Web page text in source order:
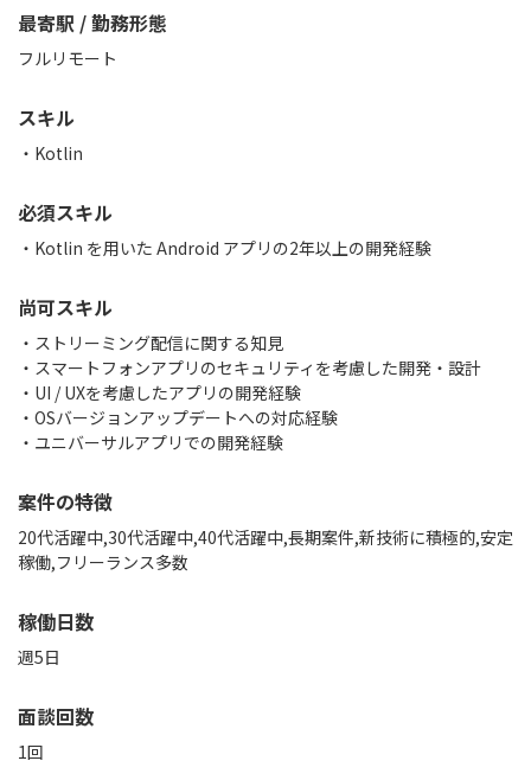
最寄駅 / 勤務形態
フルリモート
スキル
Kotlin
必須スキル
・Kotlin を用いた Android アプリの2年以上の開発経験
尚可スキル
・ストリーミング配信に関する知見
・スマートフォンアプリのセキュリティを考慮した開発・設計
・UI / UXを考慮したアプリの開発経験
・OSバージョンアップデートへの対応経験
・ユニバーサルアプリでの開発経験
案件の特徴
20代活躍中,30代活躍中,40代活躍中,長期案件,新技術に積極的,安定
稼働,フリーランス多数
稼働日数
週5日
面談回数
1回